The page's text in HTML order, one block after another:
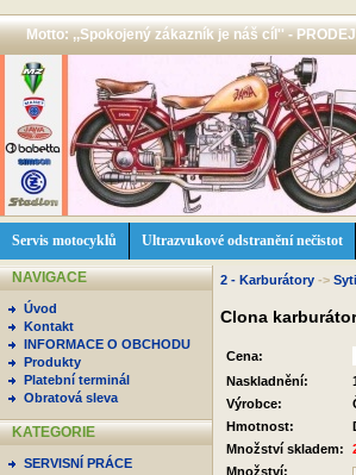
Motto: ,,Spokojený zákazník je náš cíl'' -
Servis motocyklů Ultrazvukové odstranění nečistot
NAVIGACE
Úvod
Kontakt
INFORMACE O OBCHODU
Produkty
Platební terminál
Obratová sleva
KATEGORIE
SERVISNÍ PRÁCE
2 - Karburátory ->
Clona
Cena:
Naskladnění:
Výrobce:
Hmotnost:
Množství skladem:
Množství: